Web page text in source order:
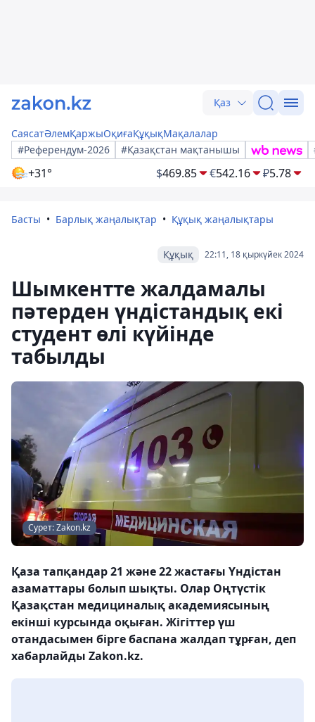
Қаз
СаясатӘлемҚаржыОқиғаҚұқықМақалалар
#Референдум-2026
#Қазақстан мақтанышы
+31° $469.85 €542.16 ₽5.78
Басты Барлық жаңалықтар Құқық жаңалықтары
22:11, 18 қыркүйек 2024
Құқық
Шымкентте жалдамалы
пәтерден үндістандық екі
студент өлі күйінде
табылды
Сурет: Zakon.kz
Қаза тапқандар 21 және 22 жастағы Үндістан
азаматтары болып шықты. Олар Оңтүстік
Қазақстан медициналық академиясының
екінші курсында оқыған. Жігіттер үш
отандасымен бірге баспана жалдап тұрған, деп
хабарлайды Zakon.kz.